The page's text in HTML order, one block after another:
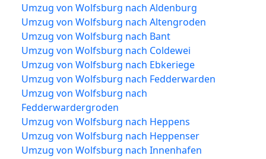
Umzug von Wolfsburg nach Aldenburg
Umzug von Wolfsburg nach Altengroden
Umzug von Wolfsburg nach Bant
Umzug von Wolfsburg nach Coldewei
Umzug von Wolfsburg nach Ebkeriege
Umzug von Wolfsburg nach Fedderwarden
Umzug von Wolfsburg nach
Fedderwardergroden
Umzug von Wolfsburg nach Heppens
Umzug von Wolfsburg nach Heppenser
Umzug von Wolfsburg nach Innenhafen